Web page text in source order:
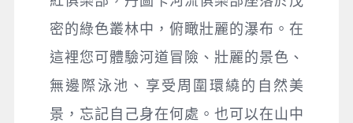
密的綠色叢林中，俯瞰壯麗的瀑布。在
這裡您可體驗河道冒險、壯麗的景色、
無邊際泳池、享受周圍環繞的自然美
景，忘記自己身在何處。也可以在山中